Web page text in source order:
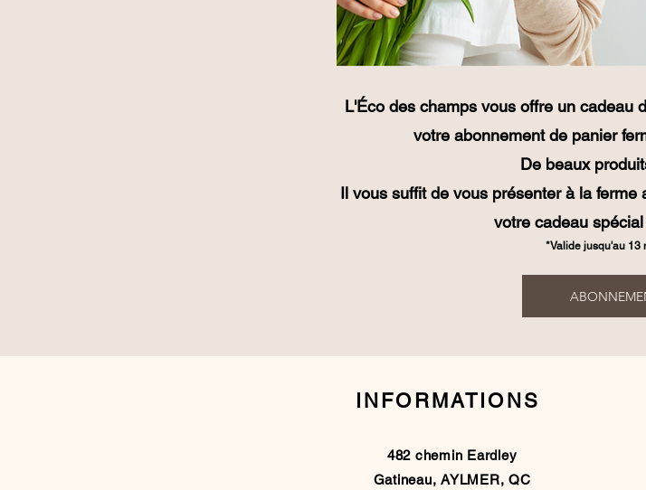
L'Éco des champs vous offre un cadeau
votre abonnement de panier
De beaux
Il vous suffit de vous présenter à la
votre cadeau
*Valide jusqu'au 13
INFORMATIONS
482 chemin Eardley
Gatineau, AYLMER, QC